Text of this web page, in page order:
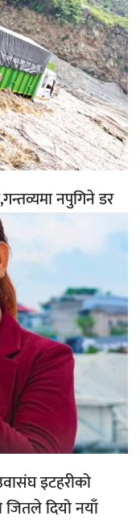
नपुगिने डर
इटहरीको
जितले दियो नयाँ